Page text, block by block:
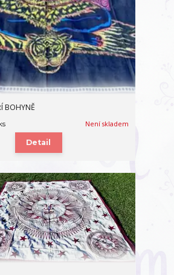
BOHYNĚ
Není skladem
Detail